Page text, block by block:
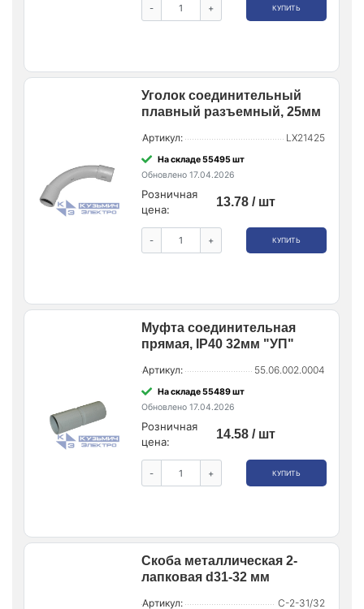
- + КУПИТЬ
Уголок соединительный
плавный разъемный, 25мм
Артикул: LX21425
На складе 55495 шт
Обновлено 17.04.2026
Розничная
цена:
13.78 / шт
- + КУПИТЬ
Муфта соединительная
прямая, IP40 32мм "УП"
Артикул: 55.06.002.0004
На складе 55489 шт
Обновлено 17.04.2026
Розничная
цена:
14.58 / шт
- + КУПИТЬ
Скоба металлическая 2-
лапковая d31-32 мм
Артикул: С-2-31/32